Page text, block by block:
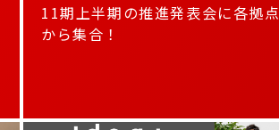
11期上半期の推進発表会に各拠点
から集合！